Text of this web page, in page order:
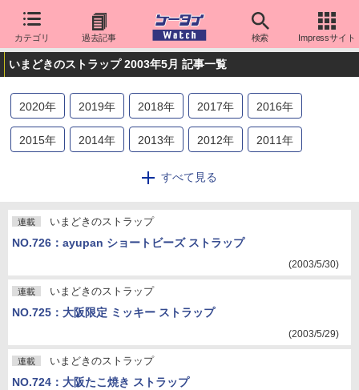
カテゴリ 過去記事 検索 Impressサイト
いまどきのストラップ 2003年5月 記事一覧
2020年 2019年 2018年 2017年 2016年
2015年 2014年 2013年 2012年 2011年
2008年 2007
2000年
すべて見る
連載 いまどきのストラップ
NO.726：ayupan ショートビーズ ストラップ
(2003/5/30)
連載 いまどきのストラップ
NO.725：大阪限定 ミッキー ストラップ
(2003/5/29)
連載 いまどきのストラップ
NO.724：大阪たこ焼き ストラップ